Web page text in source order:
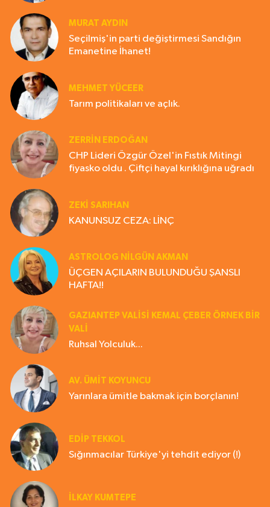
MURAT AYDIN
Seçilmiş'in parti değiştirmesi Sandığın
Emanetine İhanet!
MEHMET YÜCEER
Tarım politikaları ve açlık.
ZERRIN ERDOĞAN
CHP Lideri Özgür Özel'in Fıstık Mitingi
fiyasko oldu . Çiftçi hayal kırıklığına uğradı
ZEKI SARIHAN
KANUNSUZ CEZA: LİNÇ
ASTROLOG NILGÜN AKMAN
ÜÇGEN AÇILARIN BULUNDUĞU ŞANSLI
HAFTA!!
GAZIANTEP VALISI KEMAL ÇEBER ÖRNEK BİR
VALİ
Ruhsal Yolculuk...
AV. ÜMIT KOYUNCU
Yarınlara ümitle bakmak için borçlanın!
EDIP TEKKOL
Sığınmacılar Türkiye'yi tehdit ediyor (!)
İLKAY KUMTEPE